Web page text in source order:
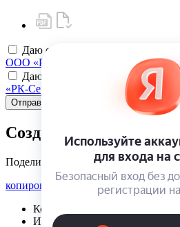
Даю своё
согласие на
ООО «РК-Сервис»
Даю своё
согласие на
«РК-Сервис»
Отправить
Создать карту клиента
Поделиться
копировать ссылку
Корзина | {{
Избранное | {{